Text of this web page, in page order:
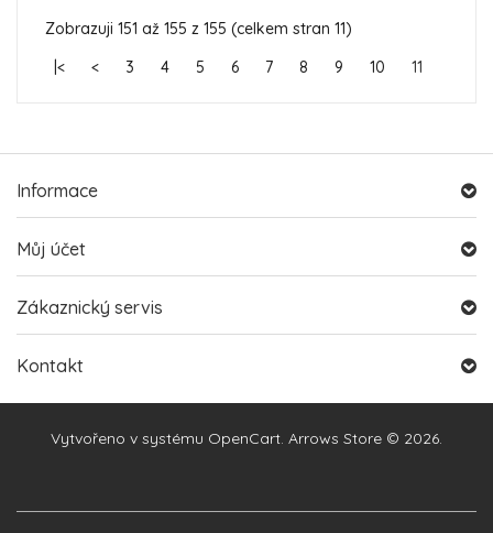
Zobrazuji 151 až 155 z 155 (celkem stran 11)
|<
< 3 4 5 6 7 8 9 10 11
Informace
Můj účet
Zákaznický servis
Kontakt
Vytvořeno v systému OpenCart. Arrows Store © 2026.